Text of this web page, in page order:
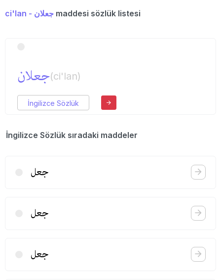
ci'lan - جعلان maddesi sözlük listesi
جعلان(ci'lan)
İngilizce Sözlük
İngilizce Sözlük sıradaki maddeler
جعل
جعل
جعل